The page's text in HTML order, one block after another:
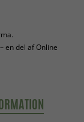
en del af Online